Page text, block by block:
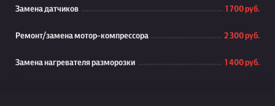
Замена датчиков 1 700 руб.
Ремонт/замена мотор-компрессора 2 300 руб.
Замена нагревателя разморозки 1 400 руб.